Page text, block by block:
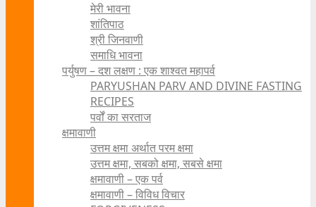
मेरी भावना
शांतिपाठ
श्री जिनवाणी
समाधि भावना
पर्युषण – दश लक्षण : एक शाश्वत महापर्व
PARYUSHAN PARV AND DIVINE FASTING
RECIPES
पर्वों का सरताज
क्षमावाणी
उत्तम क्षमा अर्थात परम क्षमा
उत्तम क्षमा, सबको क्षमा, सबसे क्षमा
क्षमावाणी – एक पर्व
क्षमावाणी – विविध विचार